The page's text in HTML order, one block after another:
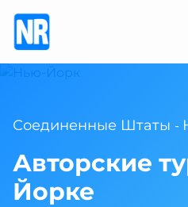
Соединенные Штаты -
Авторские
Йорке